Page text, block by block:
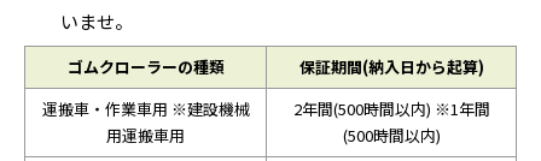
いませ。
ゴムクローラーの種類
保証期間(納入日から起算)
運搬車・作業車用 ※建設機械
用運搬車用
2年間(500時間以内) ※1年間
(500時間以内)